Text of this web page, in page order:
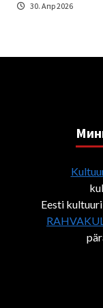
30. Апр 2026
Eesti